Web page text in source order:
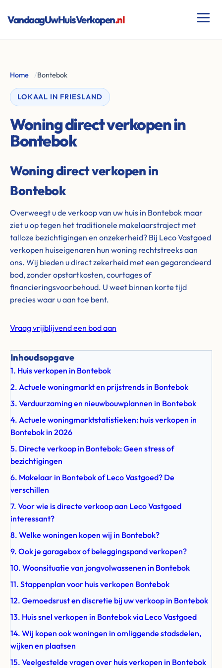
VandaagUwHuisVerkopen.nl
Home /Bontebok
LOKAAL IN FRIESLAND
Woning direct verkopen in
Bontebok
Woning direct verkopen in
Bontebok
Overweegt u de verkoop van uw huis in Bontebok maar
ziet u op tegen het traditionele makelaarstraject met
talloze bezichtigingen en onzekerheid? Bij Leco Vastgoed
verkopen huiseigenaren hun woning rechtstreeks aan
ons. Wij bieden u direct zekerheid met een gegarandeerd
bod, zonder opstartkosten, courtages of
financieringsvoorbehoud. U weet binnen korte tijd
precies waar u aan toe bent.
Vraag vrijblijvend een bod aan
Inhoudsopgave
1. Huis verkopen in Bontebok
2. Actuele woningmarkt en prijstrends in Bontebok
3. Verduurzaming en nieuwbouwplannen in Bontebok
4. Actuele woningmarktstatistieken: huis verkopen in
Bontebok in 2026
5. Directe verkoop in Bontebok: Geen stress of
bezichtigingen
6. Makelaar in Bontebok of Leco Vastgoed? De
verschillen
7. Voor wie is directe verkoop aan Leco Vastgoed
interessant?
8. Welke woningen kopen wij in Bontebok?
9. Ook je garagebox of beleggingspand verkopen?
10. Woonsituatie van jongvolwassenen in Bontebok
11. Stappenplan voor huis verkopen Bontebok
12. Gemoedsrust en discretie bij uw verkoop in Bontebok
13. Huis snel verkopen in Bontebok via Leco Vastgoed
14. Wij kopen ook woningen in omliggende stadsdelen,
wijken en plaatsen
15. Veelgestelde vragen over huis verkopen in Bontebok